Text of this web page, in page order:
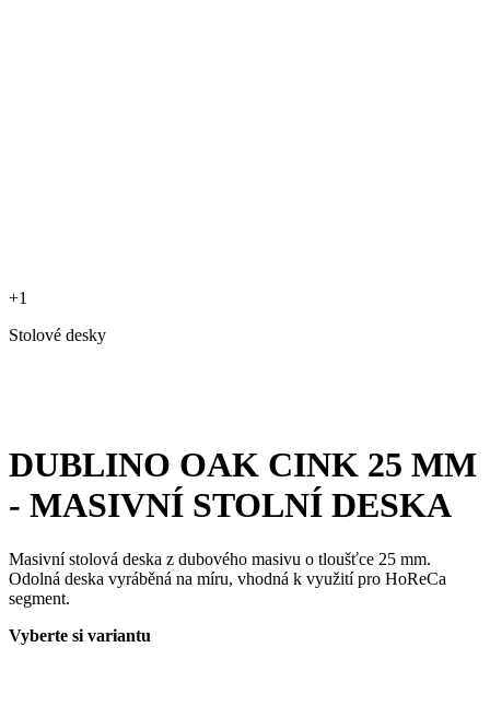
+1
Stolové desky
DUBLINO OAK CINK 25 MM
- MASIVNÍ STOLNÍ DESKA
Masivní stolová deska z dubového masivu o tloušťce 25 mm.
Odolná deska vyráběná na míru, vhodná k využití pro HoReCa
segment.
Vyberte si variantu